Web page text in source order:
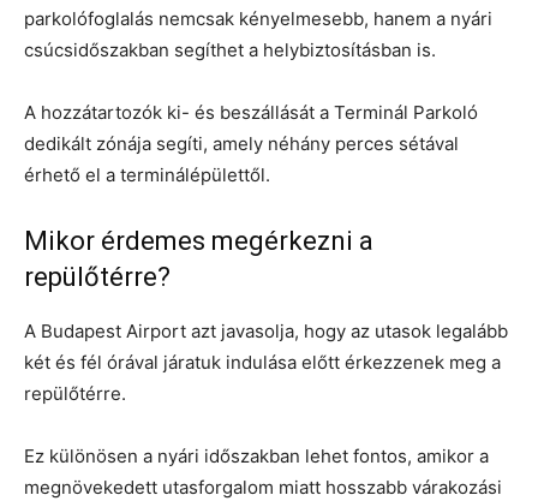
parkolófoglalás nemcsak kényelmesebb, hanem a nyári
csúcsidőszakban segíthet a helybiztosításban is.
A hozzátartozók ki- és beszállását a Terminál Parkoló
dedikált zónája segíti, amely néhány perces sétával
érhető el a terminálépülettől.
Mikor érdemes megérkezni a
repülőtérre?
A Budapest Airport azt javasolja, hogy az utasok legalább
két és fél órával járatuk indulása előtt érkezzenek meg a
repülőtérre.
Ez különösen a nyári időszakban lehet fontos, amikor a
megnövekedett utasforgalom miatt hosszabb várakozási